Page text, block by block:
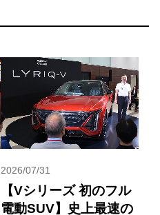
2026/07/31
【Vシリーズ 初のフル
電動SUV】史上最速の